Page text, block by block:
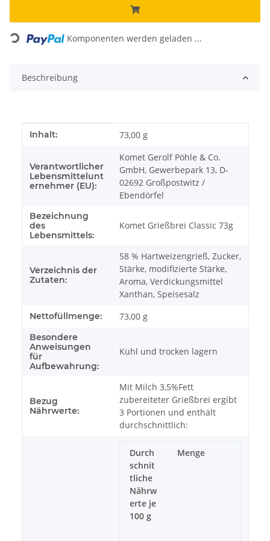
Loading... Komponenten werden geladen ...
Beschreibung
Produkteigenschaft
Wert
Inhalt: 73,00 g
Verantwortlicher
Lebensmittelunt
ernehmer (EU):
Komet Gerolf Pöhle & Co.
GmbH, Gewerbepark 13, D-
02692 Großpostwitz /
Ebendörfel
Bezeichnung
des
Lebensmittels:
Komet Grießbrei Classic 73g
Verzeichnis der
Zutaten:
58 % Hartweizengrieß, Zucker,
Stärke, modifizierte Stärke,
Aroma, Verdickungsmittel
Xanthan, Speisesalz
Nettofüllmenge: 73,00 g
Besondere
Anweisungen
für
Aufbewahrung:
Kühl und trocken lagern
Bezug
Nährwerte:
Mit Milch 3,5%Fett
zubereiteter Grießbrei ergibt
3 Portionen und enthält
durchschnittlich:
Durch
schnit
tliche
Nährw
erte je
100 g
Menge